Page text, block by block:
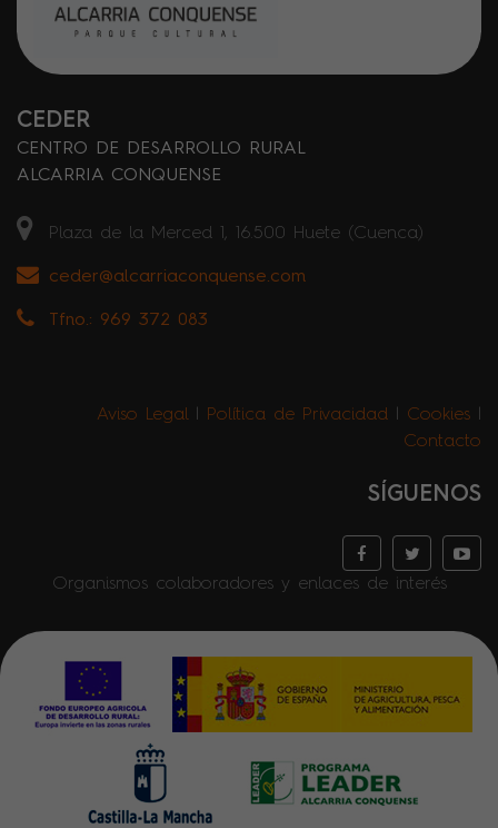
CEDER
CENTRO DE DESARROLLO RURAL
ALCARRIA CONQUENSE
Plaza de la Merced 1, 16.500 Huete (Cuenca)
ceder@alcarriaconquense.com
Tfno.: 969 372 083
Aviso Legal| Política de Privacidad Cookies
Contacto
SÍGUENOS
Organismos colaboradores y enlaces de interés